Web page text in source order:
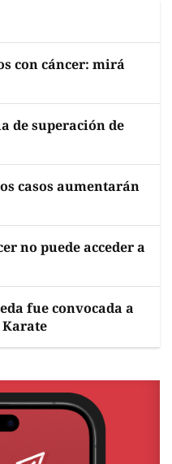
con cáncer: mirá
de superación de
casos aumentarán
no puede acceder a
fue convocada a